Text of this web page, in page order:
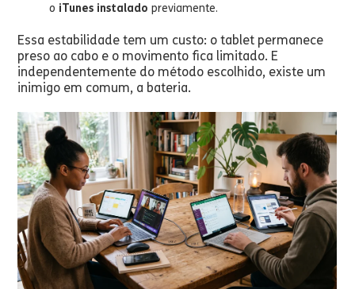
o iTunes instalado previamente.
Essa estabilidade tem um custo: o tablet permanece
preso ao cabo e o movimento fica limitado. E
independentemente do método escolhido, existe um
inimigo em comum, a bateria.